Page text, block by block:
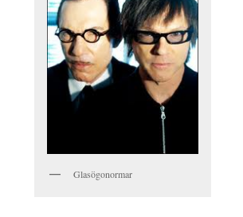
Glasögonormar